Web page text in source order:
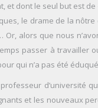
et dont le seul but est
le drame de la
Or, alors que nous
passer à travailler
qui n’a pas été
d’université
et les nouveaux